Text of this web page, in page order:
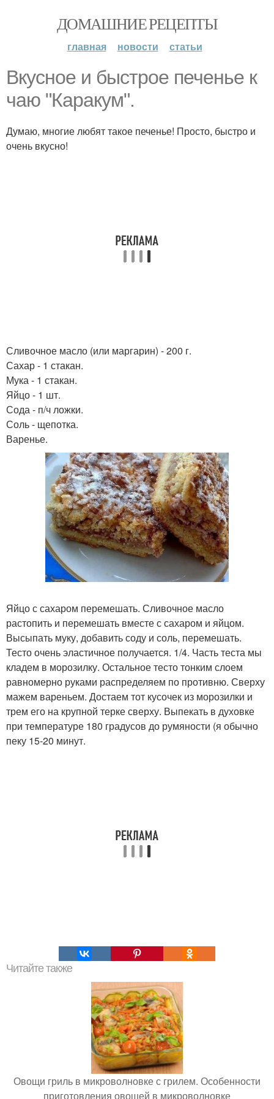
ДОМАШНИЕ РЕЦЕПТЫ
главная новости статьи
Вкусное и быстрое печенье к
чаю "Каракум".
Думаю, многие любят такое печенье! Просто, быстро и
очень вкусно!
Сливочное масло (или маргарин) - 200 г.
Сахар - 1 стакан.
Мука - 1 стакан.
Яйцо - 1 шт.
Сода - п/ч ложки.
Соль - щепотка.
Варенье.
Яйцо с сахаром перемешать. Сливочное масло
растопить и перемешать вместе с сахаром и яйцом.
Высыпать муку, добавить соду и соль, перемешать.
Тесто очень эластичное получается. 1/4. Часть теста мы
кладем в морозилку. Остальное тесто тонким слоем
равномерно руками распределяем по противню. Сверху
мажем вареньем. Достаем тот кусочек из морозилки и
трем его на крупной терке сверху. Выпекать в духовке
при температуре 180 градусов до румяности (я обычно
пеку 15-20 минут.
Читайте также
Овощи гриль в микроволновке с грилем. Особенности
приготовления овощей в микроволновке